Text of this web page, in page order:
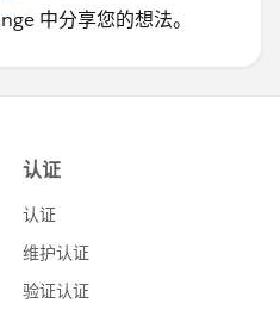
中分享您的想法。